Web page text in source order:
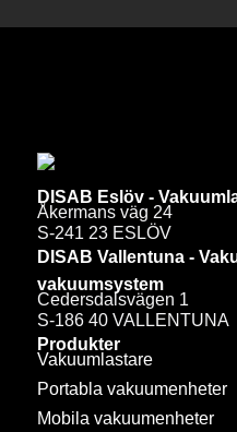
DISAB Eslöv -
Åkermans väg 24
S-241 23 ESLÖV
DISAB Vallentuna -
vakuumsystem
Cedersdalsvägen 1
S-186 40 VALLENTUNA
Produkter
Vakuumlastare
Portabla vakuumenheter
Mobila vakuumenheter